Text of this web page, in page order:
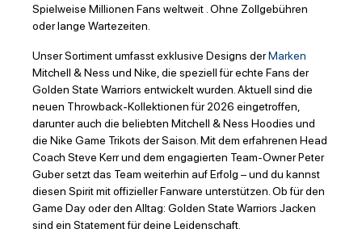
Spielweise Millionen Fans weltweit . Ohne Zollgebühren
oder lange Wartezeiten.
Unser Sortiment umfasst exklusive Designs derMarken
Mitchell & Ness und Nike, die speziell für echte Fans der
Golden State Warriors entwickelt wurden. Aktuell sind die
neuen Throwback-Kollektionen für 2026 eingetroffen,
darunter auch die beliebten Mitchell & Ness Hoodies und
die Nike Game Trikots der Saison. Mit dem erfahrenen Head
Coach Steve Kerr und dem engagierten Team-Owner Peter
Guber setzt das Team weiterhin auf Erfolg – und du kannst
diesen Spirit mit offizieller Fanware unterstützen. Ob für den
Game Day oder den Alltag: Golden State Warriors Jacken
sind ein Statement für deine Leidenschaft.